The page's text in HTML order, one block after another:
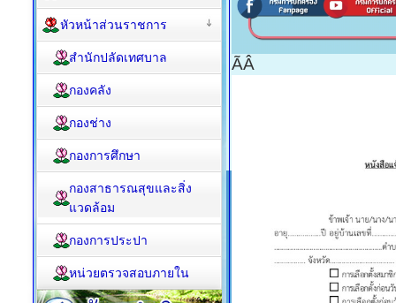
ÃÂ
หัวหน้าส่วนราชการ
สำนักปลัดเทศบาล
กองคลัง
กองช่าง
กองการศึกษา
กองสาธารณสุขและสิ่ง
แวดล้อม
กองการประปา
หน่วยตรวจสอบภายใน